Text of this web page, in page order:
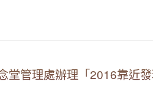
堂管理處辦理「2016靠近